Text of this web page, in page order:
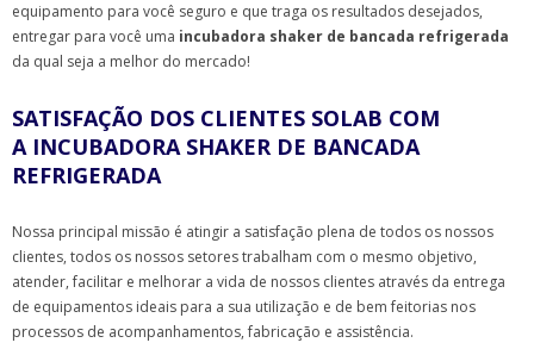
equipamento para você seguro e que traga os resultados desejados,
entregar para você uma incubadora shaker de bancada refrigerada
da qual seja a melhor do mercado!
SATISFAÇÃO DOS CLIENTES SOLAB COM
A INCUBADORA SHAKER DE BANCADA
REFRIGERADA
Nossa principal missão é atingir a satisfação plena de todos os nossos
clientes, todos os nossos setores trabalham com o mesmo objetivo,
atender, facilitar e melhorar a vida de nossos clientes através da entrega
de equipamentos ideais para a sua utilização e de bem feitorias nos
processos de acompanhamentos, fabricação e assistência.